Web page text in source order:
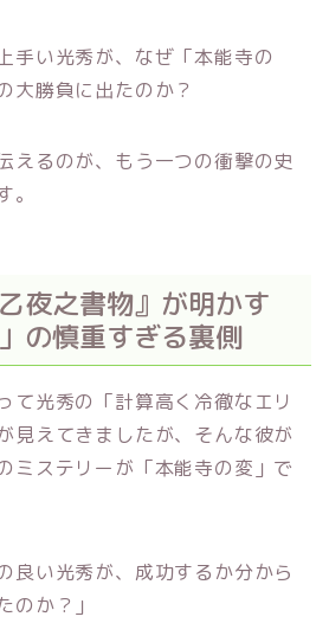
手い光秀が、なぜ「本能寺の
大勝負に出たのか？
えるのが、もう一つの衝撃の史
夜之書物』が明かす
の慎重すぎる裏側
て光秀の「計算高く冷徹なエリ
見えてきましたが、そんな彼が
ミステリーが「本能寺の変」で
良い光秀が、成功するか分から
のか？」